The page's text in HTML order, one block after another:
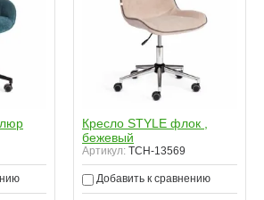
Кресло STYLE флок ,
бежевый
Артикул: TCH-13569
Добавить к сравнению